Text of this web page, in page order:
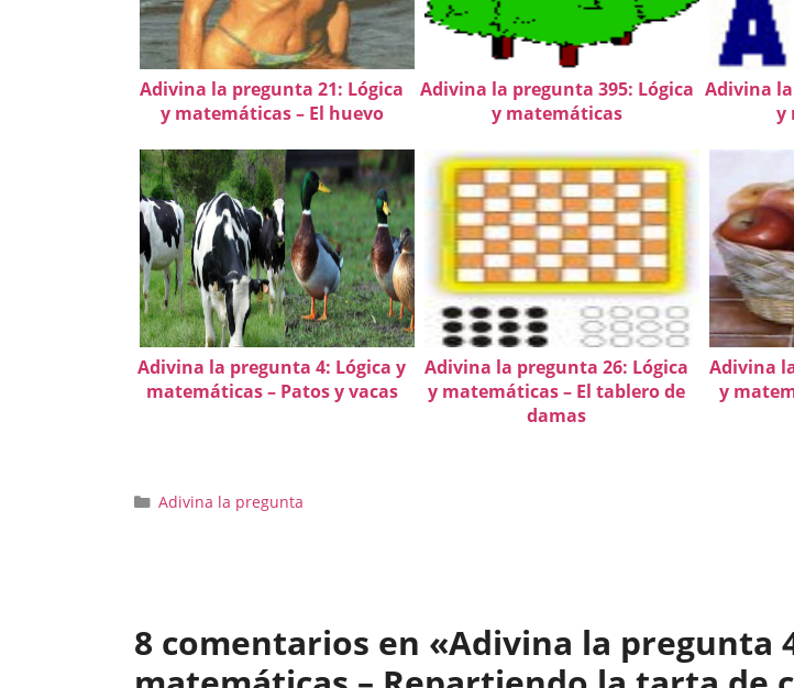
Adivina la pregunta 21: Lógica
y matemáticas – El huevo
Adivina la pregunta 395: Lógica
y matemáticas
Adivina
y
Adivina la pregunta 4: Lógica y
matemáticas – Patos y vacas
Adivina la pregunta 26: Lógica
y matemáticas – El tablero de
damas
Adivina
y
Categorías
Adivina la pregunta
8 comentarios en «Adivina la pregunta